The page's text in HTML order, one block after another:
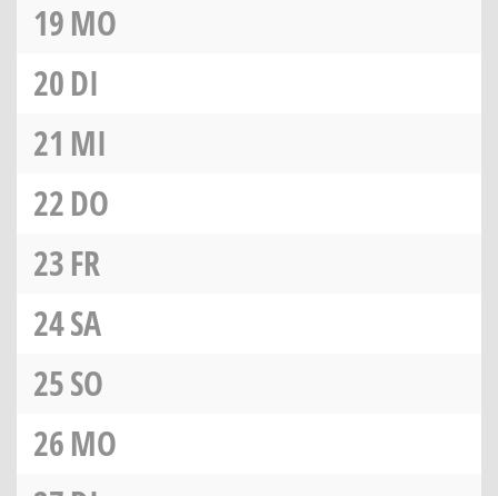
19MO
20DI
21 MI
22DO
23FR
24SA
25SO
26MO